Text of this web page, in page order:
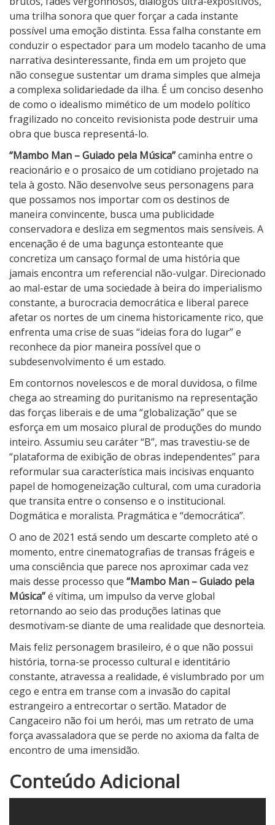
uma trilha sonora que quer forçar a cada instante
possível uma emoção distinta. Essa falha constante em
conduzir o espectador para um modelo tacanho de uma
narrativa desinteressante, finda em um projeto que
não consegue sustentar um drama simples que almeja
a complexa solidariedade da ilha. É um conciso desenho
de como o idealismo mimético de um modelo político
fragilizado no conceito revisionista pode destruir uma
obra que busca representá-lo.
“Mambo Man – Guiado pela Música”caminha entre o
reacionário e o prosaico de um cotidiano projetado na
tela à gosto. Não desenvolve seus personagens para
que possamos nos importar com os destinos de
maneira convincente, busca uma publicidade
conservadora e desliza em segmentos mais sensíveis. A
encenação é de uma bagunça estonteante que
concretiza um cansaço formal de uma história que
jamais encontra um referencial não-vulgar. Direcionado
ao mal-estar de uma sociedade à beira do imperialismo
constante, a burocracia democrática e liberal parece
afetar os nortes de um cinema historicamente rico, que
enfrenta uma crise de suas “ideias fora do lugar” e
reconhece da pior maneira possível que o
subdesenvolvimento é um estado.
Em contornos novelescos e de moral duvidosa, o filme
chega ao streaming do puritanismo na representação
das forças liberais e de uma “globalização” que se
esforça em um mosaico plural de produções do mundo
inteiro. Assumiu seu caráter “B”, mas travestiu-se de
“plataforma de exibição de obras independentes” para
reformular sua característica mais incisivas enquanto
papel de homogeneização cultural, com uma curadoria
que transita entre o consenso e o institucional.
Dogmática e moralista. Pragmática e “democrática”.
O ano de 2021 está sendo um descarte completo até o
momento, entre cinematografias de transas frágeis e
uma consciência que parece nos aproximar cada vez
mais desse processo que “Mambo Man – Guiado pela
Música”é vítima, um impulso da verve global
retornando ao seio das produções latinas que
desmotivam-se diante de uma realidade que desnorteia.
Mais feliz personagem brasileiro, é o que não possui
história, torna-se processo cultural e identitário
constante, atravessa a realidade, é vislumbrado por um
cego e entra em transe com a invasão do capital
estrangeiro a entrecortar o sertão. Matador de
Cangaceiro não foi um herói, mas um retrato de uma
força avassaladora que se perde no axioma da falta de
encontro de uma imensidão.
N
o
Conteúdo Adicional